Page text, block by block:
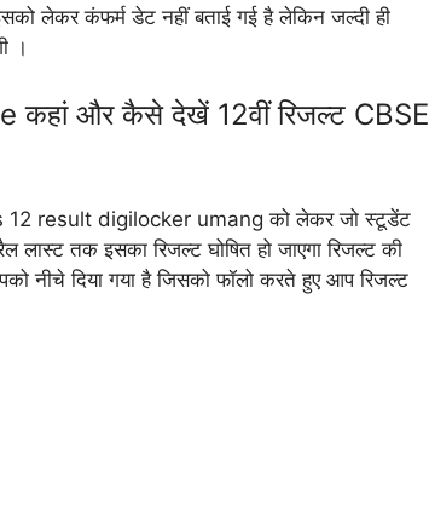
लेकर कंफर्म डेट नहीं बताई गई है लेकिन जल्दी ही
।
और कैसे देखें 12वीं रिजल्ट CBSE
12 result digilocker umang को लेकर जो स्टूडेंट
तक इसका रिजल्ट घोषित हो जाएगा रिजल्ट की
नीचे दिया गया है जिसको फॉलो करते हुए आप रिजल्ट